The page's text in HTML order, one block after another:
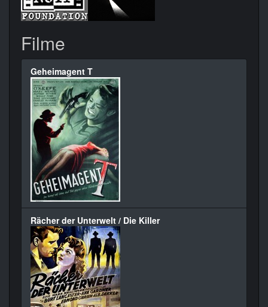
Filme
Geheimagent T
Rächer der Unterwelt / Die Killer